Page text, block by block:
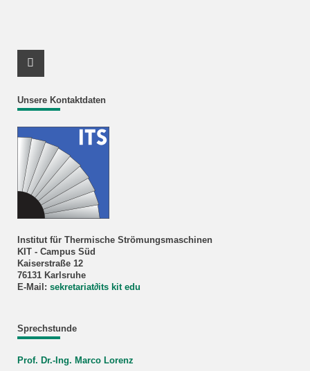
Unsere Kontaktdaten
Institut für Thermische Strömungsmaschinen
KIT - Campus Süd
Kaiserstraße 12
76131 Karlsruhe
E-Mail: sekretariat∂its kit edu
Sprechstunde
Prof. Dr.-Ing. Marco Lorenz